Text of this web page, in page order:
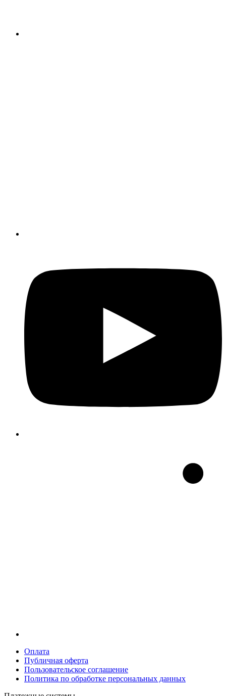
Оплата
Публичная оферта
Пользовательское соглашение
Политика по обработке персональных данных